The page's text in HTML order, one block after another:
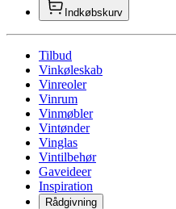
Indkøbskurv
Tilbud
Vinkøleskab
Vinreoler
Vinrum
Vinmøbler
Vintønder
Vinglas
Vintilbehør
Gaveideer
Inspiration
Rådgivning